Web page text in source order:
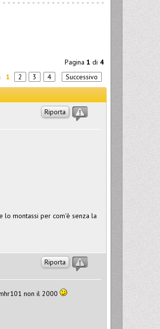
Pagina 1 di 4
1 2 3 4 Successivo
Riporta
montassi per com'è senza la
Riporta
non il 2000